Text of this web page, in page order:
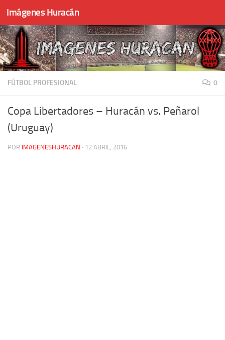
Skip to content
Imágenes Huracán
FÚTBOL PROFESIONAL 0
Copa Libertadores – Huracán vs. Peñarol
(Uruguay)
POR IMAGENESHURACAN · 12 ABRIL, 2016